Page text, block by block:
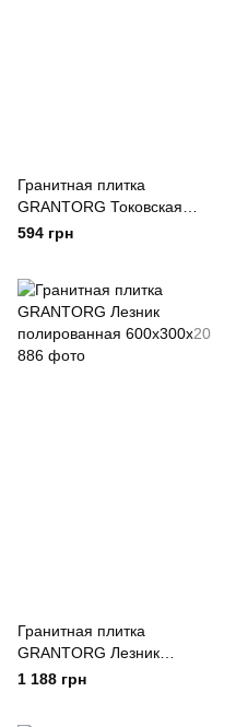
Гранитная плитка
GRANTORG Токовская
полированная 600x300x20
594 грн
Гранитная плитка
GRANTORG Лезник
полированная 600x300x20
1 188 грн